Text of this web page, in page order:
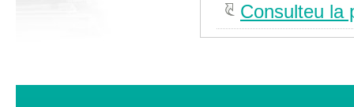
Consulteu la